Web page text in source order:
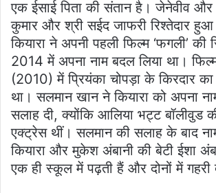
एक ईसाई पिता की संतान है। जेनेवीव और
कुमार और श्री सईद जाफरी रिश्तेदार
कियारा ने अपनी पहली फिल्म ‘फगली’
2014 में अपना नाम बदल लिया था।
(2010) में प्रियंका चोपड़ा के किरदार का
था। सलमान खान ने कियारा को अपना
सलाह दी, क्योंकि आलिया भट्ट बॉलीवुड
एक्ट्रेस थीं। सलमान की सलाह के बाद
कियारा और मुकेश अंबानी की बेटी ईशा
एक ही स्कूल में पढ़ती हैं और दोनों में गहरी